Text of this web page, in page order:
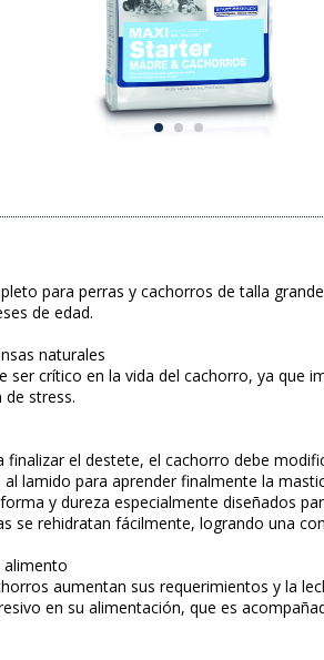
para perras y cachorros de talla
de edad.
naturales
ser crítico en la vida del cachorro, ya que
de stress.
finalizar el destete, el cachorro debe
lamido para aprender finalmente la
y dureza especialmente diseñados
se rehidratan fácilmente, logrando una
alimento
aumentan sus requerimientos y la
en su alimentación, que es